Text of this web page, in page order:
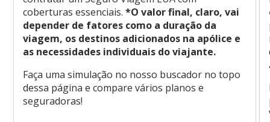
coberturas essenciais. *O valor final, claro, vai
depender de fatores como a duração da
viagem, os destinos adicionados na apólice e
as necessidades individuais do viajante.
Faça uma simulação no nosso buscador no topo
dessa página e compare vários planos e
seguradoras!